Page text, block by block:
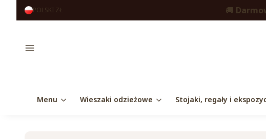
POLSKI ZŁ 🚚
Menu
Menu Wieszaki odzieżowe Stojaki, regały i